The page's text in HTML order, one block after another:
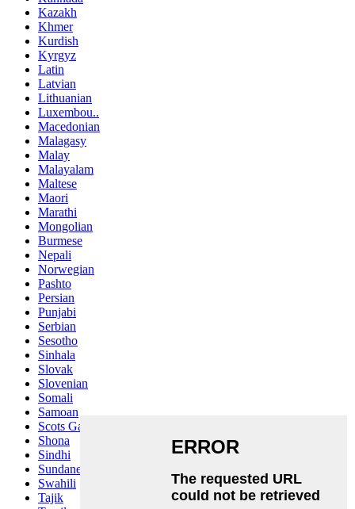
Kazakh
Khmer
Kurdish
Kyrgyz
Latin
Latvian
Lithuanian
Luxembou..
Macedonian
Malagasy
Malay
Malayalam
Maltese
Maori
Marathi
Mongolian
Burmese
Nepali
Norwegian
Pashto
Persian
Punjabi
Serbian
Sesotho
Sinhala
Slovak
Slovenian
Somali
Samoan
Scots Gaelic
Shona
Sindhi
Sundanese
Swahili
Tajik